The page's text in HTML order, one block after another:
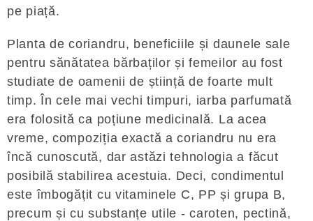
pe piață.
Planta de coriandru, beneficiile și daunele sale
pentru sănătatea bărbaților și femeilor au fost
studiate de oamenii de știință de foarte mult
timp. În cele mai vechi timpuri, iarba parfumată
era folosită ca poțiune medicinală. La acea
vreme, compoziția exactă a coriandru nu era
încă cunoscută, dar astăzi tehnologia a făcut
posibilă stabilirea acestuia. Deci, condimentul
este îmbogățit cu vitaminele C, PP și grupa B,
precum și cu substanțe utile - caroten, pectină,